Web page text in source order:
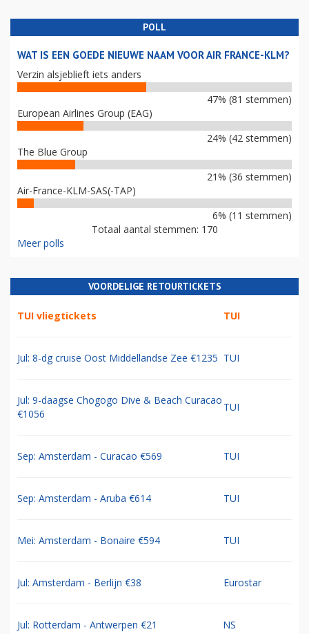
POLL
WAT IS EEN GOEDE NIEUWE NAAM VOOR AIR FRANCE-KLM?
Verzin alsjeblieft iets anders
47% (81 stemmen)
European Airlines Group (EAG)
24% (42 stemmen)
The Blue Group
21% (36 stemmen)
Air-France-KLM-SAS(-TAP)
6% (11 stemmen)
Totaal aantal stemmen: 170
Meer polls
VOORDELIGE RETOURTICKETS
TUI vliegtickets TUI
Jul: 8-dg cruise Oost Middellandse Zee €1235 TUI
Jul: 9-daagse Chogogo Dive & Beach Curacao
€1056
TUI
Sep: Amsterdam - Curacao €569 TUI
Sep: Amsterdam - Aruba €614 TUI
Mei: Amsterdam - Bonaire €594 TUI
Jul: Amsterdam - Berlijn €38 Eurostar
Jul: Rotterdam - Antwerpen €21 NS